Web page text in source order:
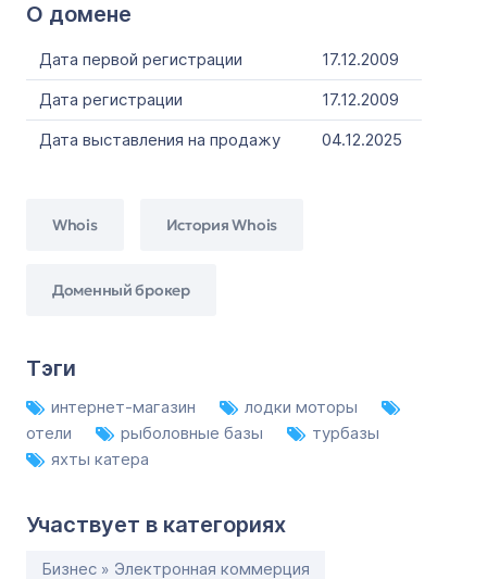
О домене
Дата первой регистрации
17.12.2009
Дата регистрации
17.12.2009
Дата выставления на продажу
04.12.2025
Whois История Whois
Доменный брокер
Тэги
интернет-магазин
лодки моторы
отели
рыболовные базы
турбазы
яхты катера
Участвует в категориях
Бизнес » Электронная коммерция